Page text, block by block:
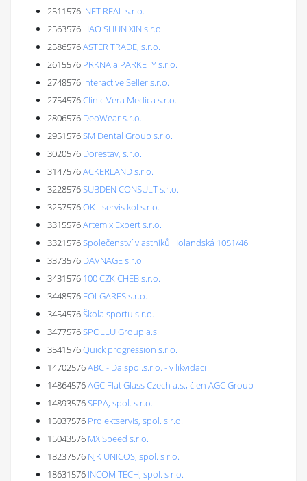
2511576 INET REAL s.r.o.
2563576 HAO SHUN XIN s.r.o.
2586576ASTER TRADE, s.r.o.
2615576 PRKNA a PARKETY s.r.o.
2748576 Interactive Seller s.r.o.
2754576Clinic Vera Medica s.r.o.
2806576 DeoWear s.r.o.
2951576SM Dental Group s.r.o.
3020576 Dorestav, s.r.o.
3147576ACKERLAND s.r.o.
3228576SUBDEN CONSULT s.r.o.
3257576OK - servis kol s.r.o.
3315576Artemix Expert s.r.o.
3321576Společenství vlastníků Holandská 1051/46
3373576 DAVNAGE s.r.o.
3431576 100 CZK CHEB s.r.o.
3448576 FOLGARES s.r.o.
3454576Škola sportu s.r.o.
3477576SPOLLU Group a.s.
3541576Quick progression s.r.o.
14702576ABC - Da spol.s.r.o. - v likvidaci
14864576AGC Flat Glass Czech a.s., člen AGC Group
14893576SEPA, spol. s r.o.
15037576 Projektservis, spol. s r.o.
15043576 MX Speed s.r.o.
18237576 NJK UNICOS, spol. s r.o.
18631576 INCOM TECH, spol. s r.o.